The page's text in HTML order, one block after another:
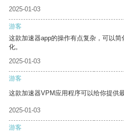
2025-01-03
游客
这款加速器app的操作有点复杂，可以
化。
2025-01-03
游客
这款加速器VPM应用程序可以给你提供
2025-01-03
游客